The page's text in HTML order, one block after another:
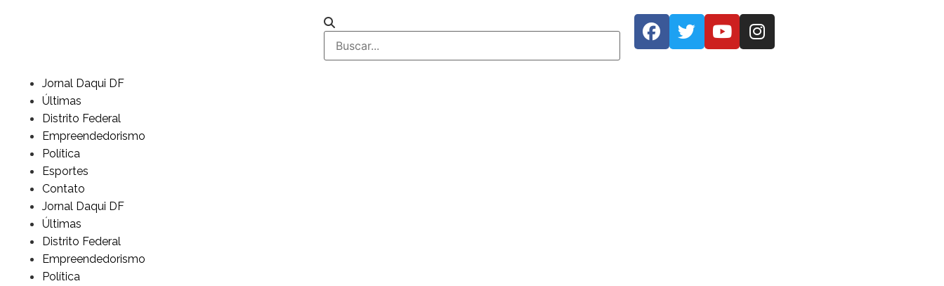
Jornal Daqui DF
Últimas
Distrito Federal
Empreendedorismo
Política
Esportes
Contato
Jornal Daqui DF
Últimas
Distrito Federal
Empreendedorismo
Política